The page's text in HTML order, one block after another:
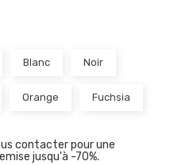
Blanc Noir
Orange Fuchsia
contacter pour une
jusqu'à -70%.